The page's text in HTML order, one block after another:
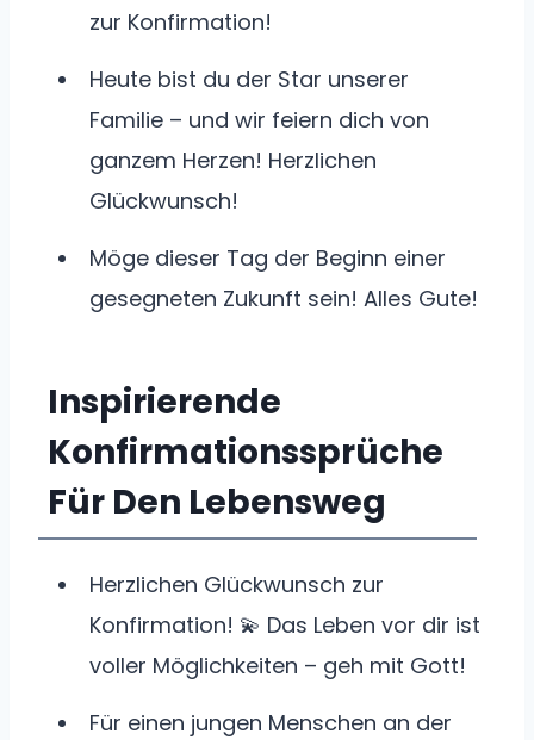
zur Konfirmation!
Heute bist du der Star unserer
Familie – und wir feiern dich von
ganzem Herzen! Herzlichen
Glückwunsch!
Möge dieser Tag der Beginn einer
gesegneten Zukunft sein! Alles Gute!
Inspirierende
Konfirmationssprüche
Für Den Lebensweg
Herzlichen Glückwunsch zur
Konfirmation! 💫 Das Leben vor dir ist
voller Möglichkeiten – geh mit Gott!
Für einen jungen Menschen an der